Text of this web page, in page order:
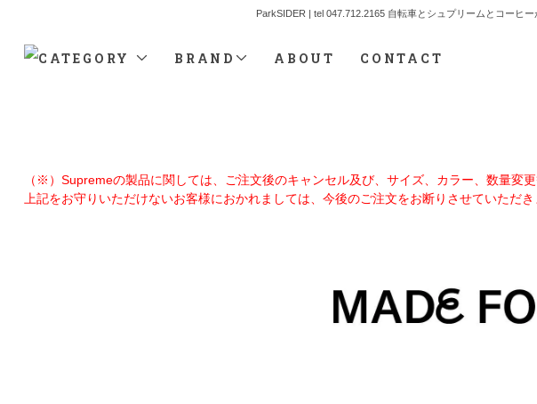
ParkSIDER | tel 047.712.2165 自転車とシュプリームとコーヒ
CATEGORY BRAND ABOUT CONTACT
（※）Supremeの製品に関しては、ご注文後のキャンセル及び、サイズ、カラー、数量変
上記をお守りいただけないお客様におかれましては、今後のご注文をお断りさせていただき